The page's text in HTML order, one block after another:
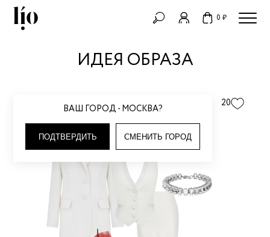
0 ₽
ВАШ ГОРОД - МОСКВА?
ПОДТВЕРДИТЬ СМЕНИТЬ ГОРОД
ИДЕЯ ОБРАЗА
Идея образа
20